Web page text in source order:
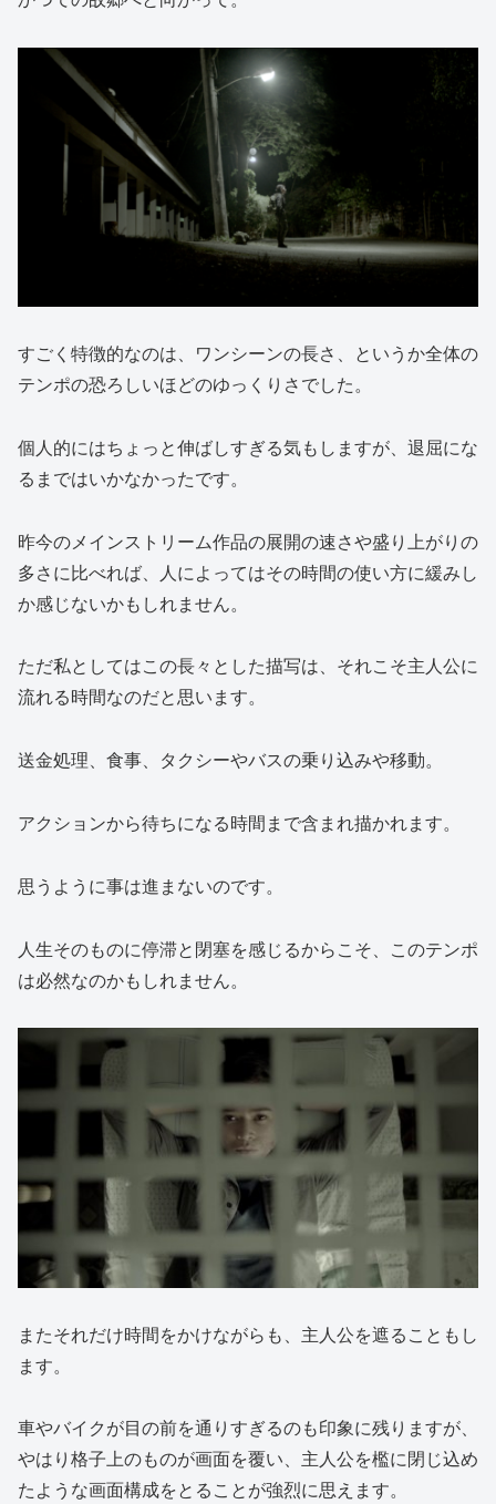
すごく特徴的なのは、ワンシーンの長さ、というか全体の
テンポの恐ろしいほどのゆっくりさでした。
個人的にはちょっと伸ばしすぎる気もしますが、退屈にな
るまではいかなかったです。
昨今のメインストリーム作品の展開の速さや盛り上がりの
多さに比べれば、人によってはその時間の使い方に緩みし
か感じないかもしれません。
ただ私としてはこの長々とした描写は、それこそ主人公に
流れる時間なのだと思います。
送金処理、食事、タクシーやバスの乗り込みや移動。
アクションから待ちになる時間まで含まれ描かれます。
思うように事は進まないのです。
人生そのものに停滞と閉塞を感じるからこそ、このテンポ
は必然なのかもしれません。
またそれだけ時間をかけながらも、主人公を遮ることもし
ます。
車やバイクが目の前を通りすぎるのも印象に残りますが、
やはり格子上のものが画面を覆い、主人公を檻に閉じ込め
たような画面構成をとることが強烈に思えます。